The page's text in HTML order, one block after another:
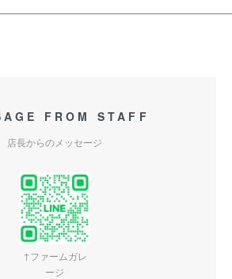
FROM STAFF
店長からのメッセージ
↑ファームガレ
ージ